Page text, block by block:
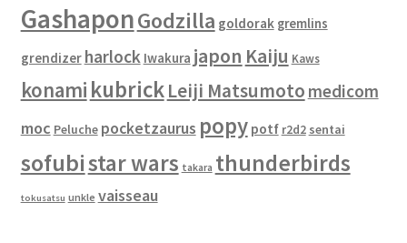
GashaponGodzilla goldorak gremlins
grendizer harlock Iwakura japon Kaiju Kaws
konami kubrickLeiji Matsumoto medicom
moc Peluche pocketzaurus popy potf r2d2 sentai
sofubistar wars takara thunderbirds
tokusatsu unkle vaisseau